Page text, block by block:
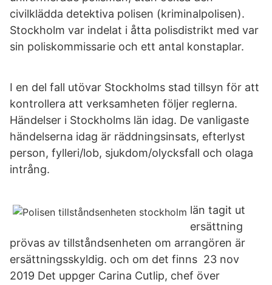
civilklädda detektiva polisen (kriminalpolisen).
Stockholm var indelat i åtta polisdistrikt med var
sin poliskommissarie och ett antal konstaplar.
I en del fall utövar Stockholms stad tillsyn för att
kontrollera att verksamheten följer reglerna.
Händelser i Stockholms län idag. De vanligaste
händelserna idag är räddningsinsats, efterlyst
person, fylleri/lob, sjukdom/olycksfall och olaga
intrång.
län tagit ut
ersättning
prövas av tillståndsenheten om arrangören är
ersättningsskyldig. och om det finns 23 nov
2019 Det uppger Carina Cutlip, chef över